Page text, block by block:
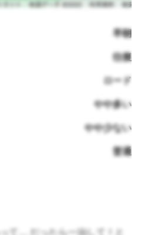
早朝
往復
ロード
やや多い
やや少ない
普通
て… だったら一泊して！と